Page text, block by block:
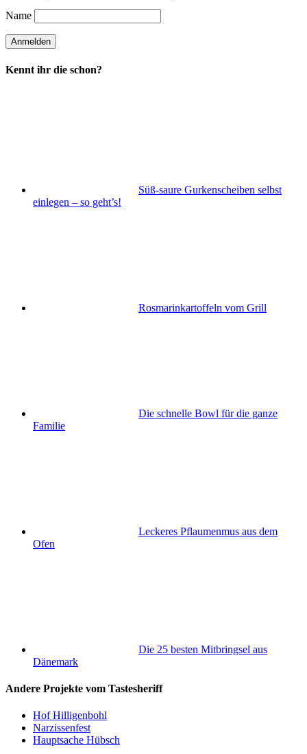
Name
Kennt ihr die schon?
Süß-saure Gurkenscheiben selbst
einlegen – so geht’s!
Rosmarinkartoffeln vom Grill
Die schnelle Bowl für die ganze
Familie
Leckeres Pflaumenmus aus dem
Ofen
Die 25 besten Mitbringsel aus
Dänemark
Andere Projekte vom Tastesheriff
Hof Hilligenbohl
Narzissenfest
Hauptsache Hübsch